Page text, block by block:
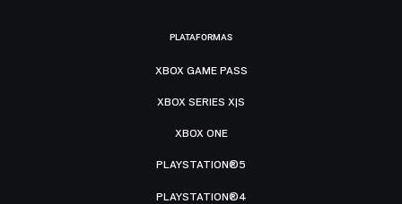
PLATAFORMAS
XBOX GAME PASS
XBOX SERIES X|S
XBOX ONE
PLAYSTATION®5
PLAYSTATION®4